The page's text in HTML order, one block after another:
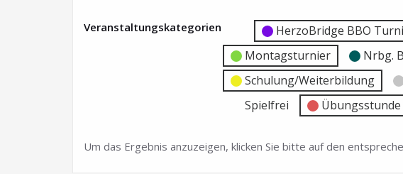
Veranstaltungskategorien
Kategorie
ohne
Titel
Kategorie
ohne
Titel
HerzoBridge BBO
Montagsturnier
Nrbg.
Schulung/Weiterbildung
Spielfrei
Übungsstunde
Um das Ergebnis anzuzeigen, klicken Sie bitte auf den